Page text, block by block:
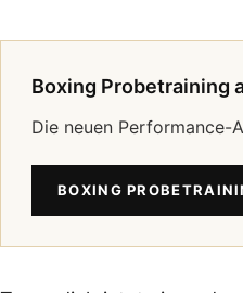
Boxing Probetraining
Die neuen Performance-
BOXING